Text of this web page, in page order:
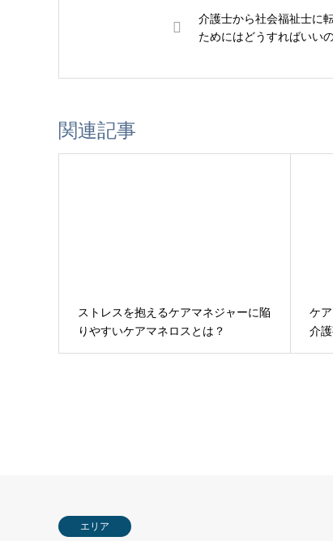
介護士から社会福祉士に
ためにはどうすればいい
関連記事
ストレスを抱えるケアマネジャーに陥
りやすいケアマネロスとは？
ケ
介
エリア